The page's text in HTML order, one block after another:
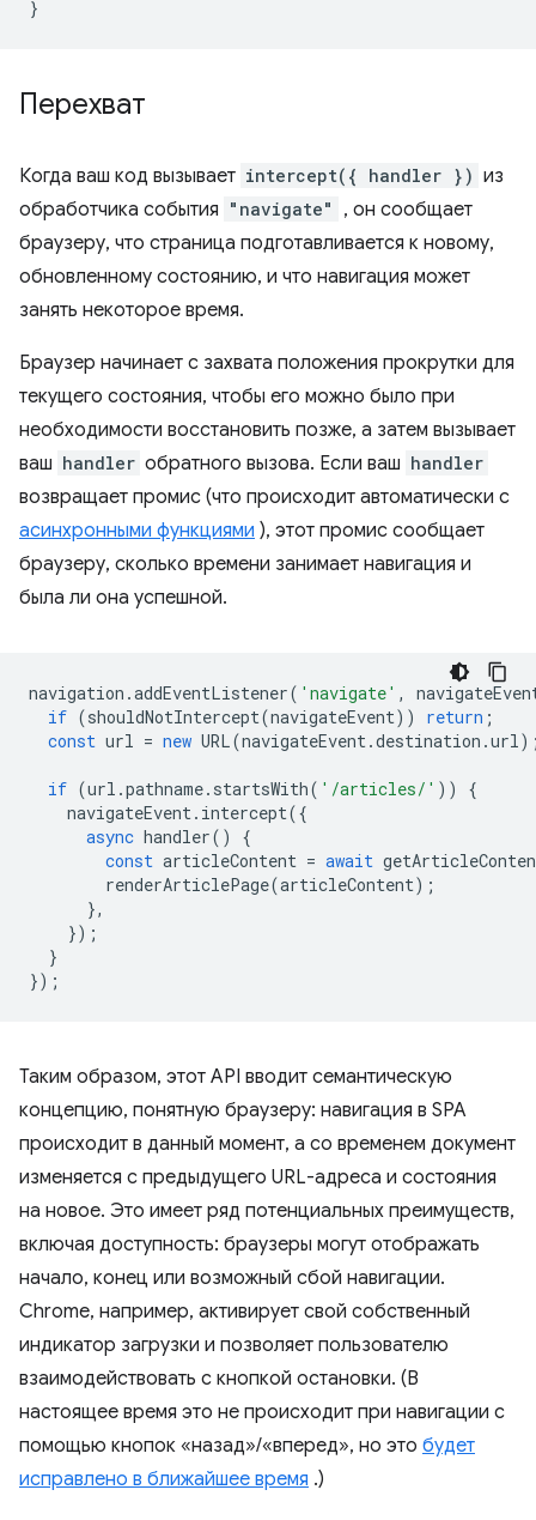
}
Перехват
Когда ваш код вызывает intercept({ handler }) из
обработчика события "navigate"
, он сообщает
браузеру, что страница подготавливается к новому,
обновленному состоянию, и что навигация может
занять некоторое время.
Браузер начинает с захвата положения прокрутки для
текущего состояния, чтобы его можно было при
необходимости восстановить позже, а затем вызывает
ваш handler обратного вызова. Если ваш handler
возвращает промис (что происходит автоматически с
асинхронными функциями ), этот промис сообщает
браузеру, сколько времени занимает навигация и
была ли она успешной.
navigation .addEventListener( 'navigate' ,
if (shouldNotIntercept(navigateEvent)) return ;
const url = new URL(navigateEvent.destination .url
if (url .pathname. startsWith( '/articles/' ))
{
navigateEvent. intercept({
async handler()
{
const articleContent = await
renderArticlePage(articleContent);
},
});
}
});
Таким образом, этот API вводит семантическую
концепцию, понятную браузеру: навигация в SPA
происходит в данный момент, а со временем документ
изменяется с предыдущего URL-адреса и состояния
на новое. Это имеет ряд потенциальных преимуществ,
включая доступность: браузеры могут отображать
начало, конец или возможный сбой навигации.
Chrome, например, активирует свой собственный
индикатор загрузки и позволяет пользователю
взаимодействовать с кнопкой остановки. (В
настоящее время это не происходит при навигации с
помощью кнопок «назад»/«вперед», но это будет
исправлено в ближайшее время .)